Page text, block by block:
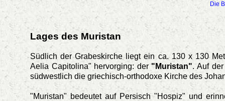
Die
Lages des Muristan
Südlich der Grabeskirche liegt ein ca. 130 x 130
Aelia Capitolina" hervorging: der"Muristan". Auf
südwestlich die griechisch-orthodoxe Kirche des
"Muristan" bedeutet auf Persisch "Hospiz" und